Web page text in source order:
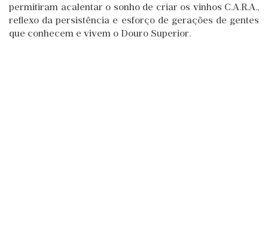
permitiram acalentar o sonho de criar os vinhos C.A.R.A.,
reflexo da persistência e esforço de gerações de gentes
que conhecem e vivem o Douro Superior.